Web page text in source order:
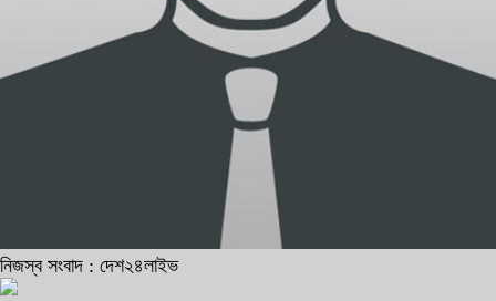
নিজস্ব সংবাদ : দেশ২৪লাইভ